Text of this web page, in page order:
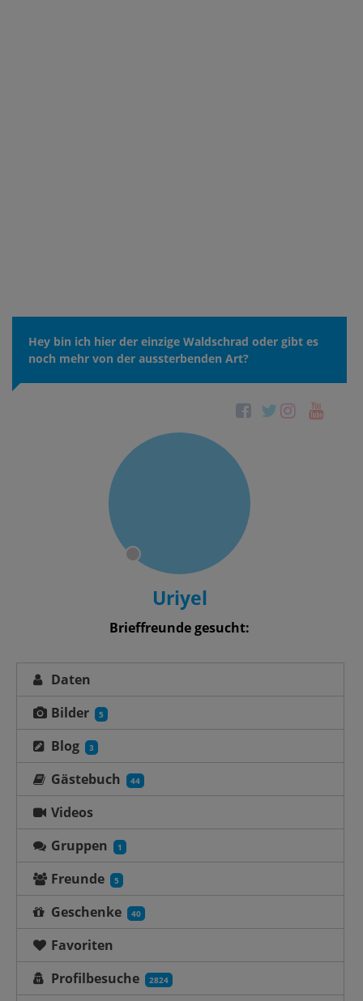
Hey bin ich hier der einzige Waldschrad oder gibt es
noch mehr von der aussterbenden Art?
Uriyel
Brieffreunde gesucht:
Daten
Bilder
5
Blog 3
Gästebuch 44
Videos
Gruppen
1
Freunde 5
Geschenke 40
Favoriten
Profilbesuche
2824